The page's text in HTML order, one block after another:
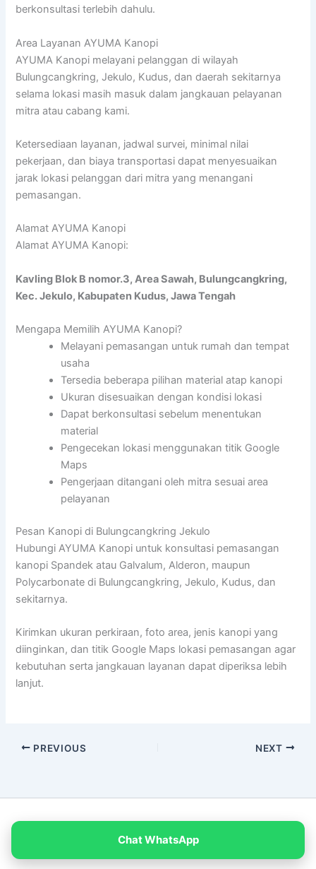
berkonsultasi terlebih dahulu.
Area Layanan AYUMA Kanopi
AYUMA Kanopi melayani pelanggan di wilayah
Bulungcangkring, Jekulo, Kudus, dan daerah sekitarnya
selama lokasi masih masuk dalam jangkauan pelayanan
mitra atau cabang kami.
Ketersediaan layanan, jadwal survei, minimal nilai
pekerjaan, dan biaya transportasi dapat menyesuaikan
jarak lokasi pelanggan dari mitra yang menangani
pemasangan.
Alamat AYUMA Kanopi
Alamat AYUMA Kanopi:
Kavling Blok B nomor.3, Area Sawah, Bulungcangkring,
Kec. Jekulo, Kabupaten Kudus, Jawa Tengah
Mengapa Memilih AYUMA Kanopi?
Melayani pemasangan untuk rumah dan tempat
usaha
Tersedia beberapa pilihan material atap kanopi
Ukuran disesuaikan dengan kondisi lokasi
Dapat berkonsultasi sebelum menentukan
material
Pengecekan lokasi menggunakan titik Google
Maps
Pengerjaan ditangani oleh mitra sesuai area
pelayanan
Pesan Kanopi di Bulungcangkring Jekulo
Hubungi AYUMA Kanopi untuk konsultasi pemasangan
kanopi Spandek atau Galvalum, Alderon, maupun
Polycarbonate di Bulungcangkring, Jekulo, Kudus, dan
sekitarnya.
Kirimkan ukuran perkiraan, foto area, jenis kanopi yang
diinginkan, dan titik Google Maps lokasi pemasangan agar
kebutuhan serta jangkauan layanan dapat diperiksa lebih
lanjut.
PREVIOUS NEXT
Chat WhatsApp